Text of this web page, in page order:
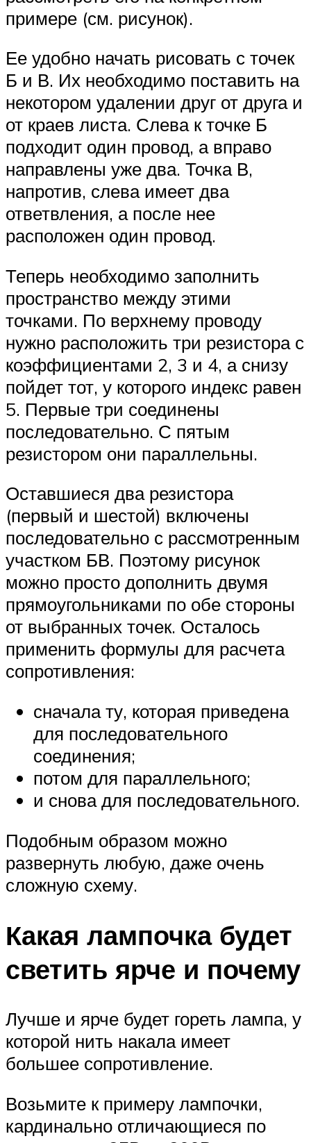
примере (см. рисунок).
Ее удобно начать рисовать с точек
Б и В. Их необходимо поставить на
некотором удалении друг от друга и
от краев листа. Слева к точке Б
подходит один провод, а вправо
направлены уже два. Точка В,
напротив, слева имеет два
ответвления, а после нее
расположен один провод.
Теперь необходимо заполнить
пространство между этими
точками. По верхнему проводу
нужно расположить три резистора с
коэффициентами 2, 3 и 4, а снизу
пойдет тот, у которого индекс равен
5. Первые три соединены
последовательно. С пятым
резистором они параллельны.
Оставшиеся два резистора
(первый и шестой) включены
последовательно с рассмотренным
участком БВ. Поэтому рисунок
можно просто дополнить двумя
прямоугольниками по обе стороны
от выбранных точек. Осталось
применить формулы для расчета
сопротивления:
сначала ту, которая приведена
для последовательного
соединения;
потом для параллельного;
и снова для последовательного.
Подобным образом можно
развернуть любую, даже очень
сложную схему.
Какая лампочка будет
светить ярче и почему
Лучше и ярче будет гореть лампа, у
которой нить накала имеет
большее сопротивление.
Возьмите к примеру лампочки,
кардинально отличающиеся по